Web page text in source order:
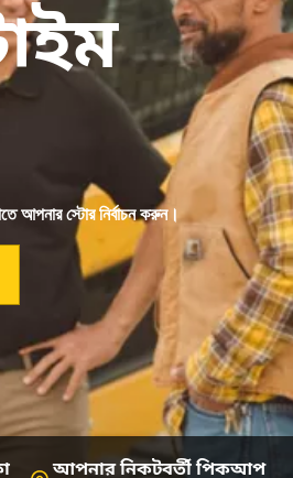
আপনার স্টোর নির্বাচন করুন।
আপনার নিকটবর্তী পিকআপ